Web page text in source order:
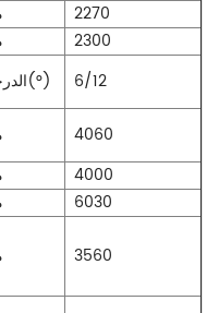
2270
2300
الدرجة(°)
6/12
4060
4000
6030
3560